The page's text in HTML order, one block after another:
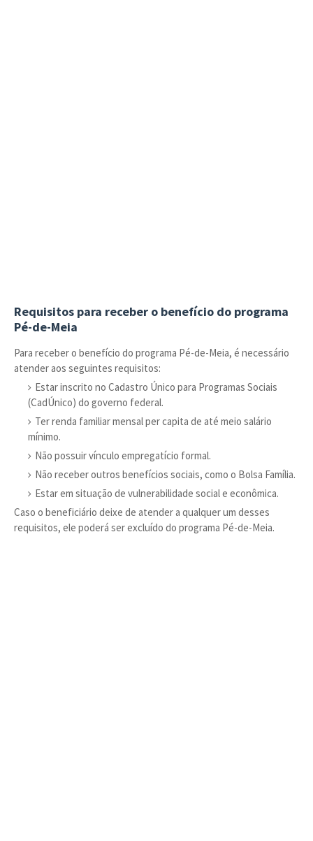
Requisitos para receber o benefício do programa
Pé-de-Meia
Para receber o benefício do programa Pé-de-Meia, é necessário
atender aos seguintes requisitos:
Estar inscrito no Cadastro Único para Programas Sociais
(CadÚnico) do governo federal.
Ter renda familiar mensal per capita de até meio salário
mínimo.
Não possuir vínculo empregatício formal.
Não receber outros benefícios sociais, como o Bolsa Família.
Estar em situação de vulnerabilidade social e econômica.
Caso o beneficiário deixe de atender a qualquer um desses
requisitos, ele poderá ser excluído do programa Pé-de-Meia.